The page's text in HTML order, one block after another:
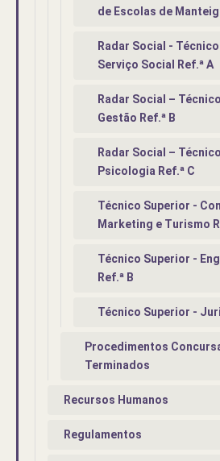
de Escolas de
Radar Social -
Serviço Social Ref.ª A
Radar Social –
Gestão Ref.ª B
Radar Social –
Psicologia Ref.ª C
Técnico Superior -
Marketing e Turismo
Técnico Superior -
Ref.ª B
Técnico Superior -
Procedimentos
Terminados
Recursos Humanos
Regulamentos